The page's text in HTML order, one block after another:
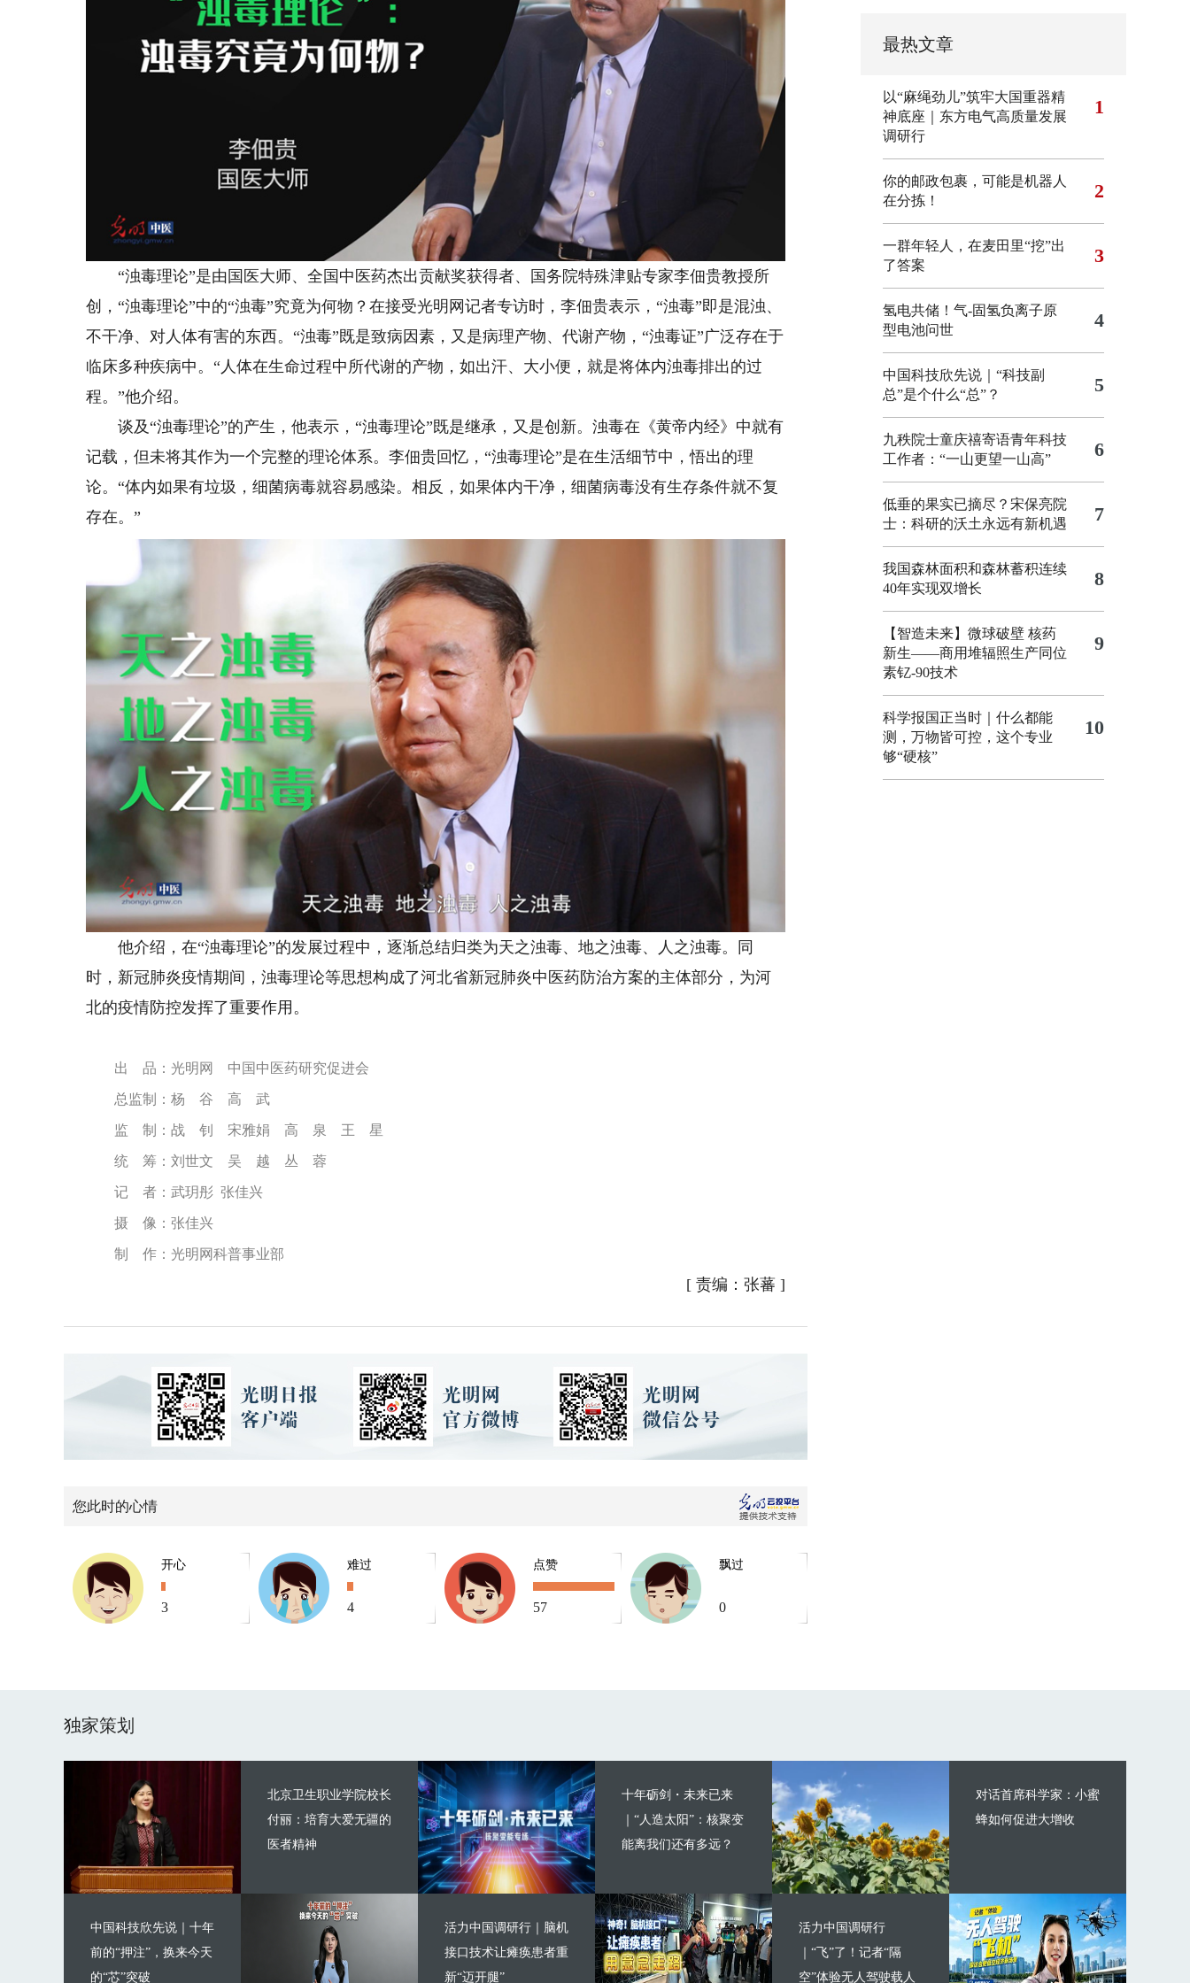
“浊毒理论”是由 国医大师、全国中医药杰出贡献奖获得者、国务院特殊津贴专家李佃贵教授所
创，“浊毒理论”中的“浊毒”究竟为何物？在接受光明网记者专访时，李佃贵表示， “浊毒”即是混浊、
不干净、对人体有害的东西。“浊毒”既是致病因素，又是病理产物、代谢产物 ，“浊毒证”广泛存在于
临床多种疾病中。 “人体在生命过程中所代谢的产物，如出汗、大小便，就是将体内浊毒排出的过
程。”他介绍。
谈及“浊毒理论”的产生，他表示，“浊毒理论”既是继承，又是创新。浊毒在《黄帝内经》中就有
记载，但未将其作为一个完整的理论体系。李佃贵回忆，“浊毒理论”是在生活细节中，悟出的理
论。“体内如果有垃圾，细菌病毒就容易感染。相反，如果体内干净，细菌病毒没有生存条件就不复
存在。”
他介绍，在“浊毒理论”的发展过程中，逐渐总结归类为天之浊毒、地之浊毒、人之浊毒。同
时， 新冠肺炎疫情期间，浊毒理论等思想构成了河北省新冠肺炎中医药防治方案的主体部分，为河
北的疫情防控发挥了重要作用。
出 品：光明网 中国中医药研究促进会
总监制：杨 谷 高 武
监 制：战 钊 宋雅娟 高 泉 王 星
统 筹：刘世文 吴 越 丛 蓉
记 者：武玥彤 张佳兴
摄 像：张佳兴
制 作：光明网科普事业部
[ 责编：张蕃 ]
您此时的心情
开心
3
难过
4
点赞
57
飘过
0
最热文章
以“麻绳劲儿”筑牢大国重器精
神底座｜东方电气高质量发展
调研行
1
你的邮政包裹，可能是机器人
在分拣！
2
一群年轻人，在麦田里“挖”出
了答案
3
氢电共储！气-固氢负离子原
型电池问世
4
中国科技欣先说｜“科技副
总”是个什么“总”？
5
九秩院士童庆禧寄语青年科技
工作者：“一山更望一山高”
6
低垂的果实已摘尽？宋保亮院
士：科研的沃土永远有新机遇
7
我国森林面积和森林蓄积连续
40年实现双增长
8
【智造未来】微球破壁 核药
新生——商用堆辐照生产同位
素钇-90技术
9
科学报国正当时｜什么都能
测，万物皆可控，这个专业
够“硬核”
10
独家策划
北京卫生职业学院校长
付丽：培育大爱无疆的
医者精神
中国科技欣先说｜十年
前的“押注”，换来今天
的“芯”突破
十年砺剑・未来已来
｜“人造太阳”：核聚变
能离我们还有多远？
活力中国调研行｜脑机
接口技术让瘫痪患者重
新“迈开腿”
对话首席科学家：小蜜
蜂如何促进大增收
活力中国调研行
｜“飞”了！记者“隔
空”体验无人驾驶载人